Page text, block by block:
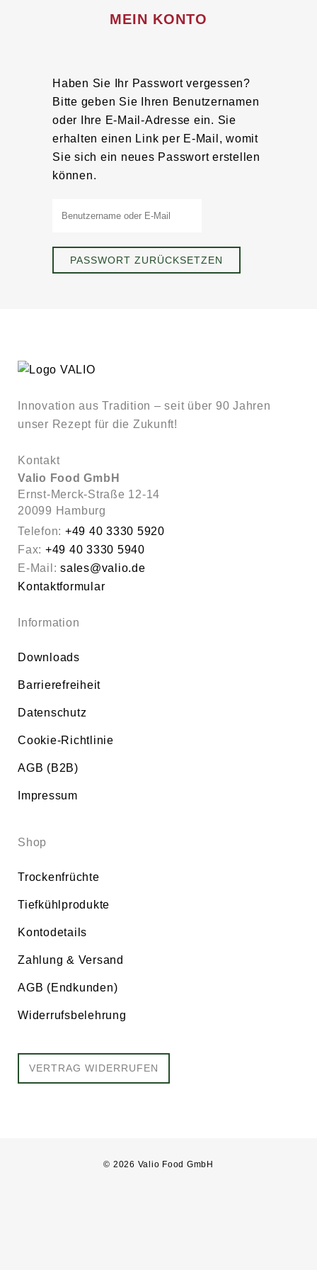
MEIN KONTO
Haben Sie Ihr Passwort vergessen?
Bitte geben Sie Ihren Benutzernamen
oder Ihre E-Mail-Adresse ein. Sie
erhalten einen Link per E-Mail, womit
Sie sich ein neues Passwort erstellen
können.
PASSWORT ZURÜCKSETZEN
Innovation aus Tradition – seit über 90 Jahren
unser Rezept für die Zukunft!
Kontakt
Valio Food GmbH
Ernst-Merck-Straße 12-14
20099 Hamburg
Telefon: +49 40 3330 5920
Fax: +49 40 3330 5940
E-Mail: sales@valio.de
Kontaktformular
Information
Downloads
Barrierefreiheit
Datenschutz
Cookie-Richtlinie
AGB (B2B)
Impressum
Shop
Trockenfrüchte
Tiefkühlprodukte
Kontodetails
Zahlung & Versand
AGB (Endkunden)
Widerrufsbelehrung
VERTRAG WIDERRUFEN
© 2026 Valio Food GmbH